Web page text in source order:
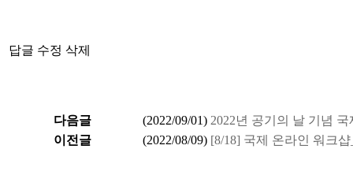
답글 수정 삭제
다음글 (2022/09/01) 2022년 공기의 날 기념
이전글
(2022/08/09) [8/18] 국제 온라인 워크